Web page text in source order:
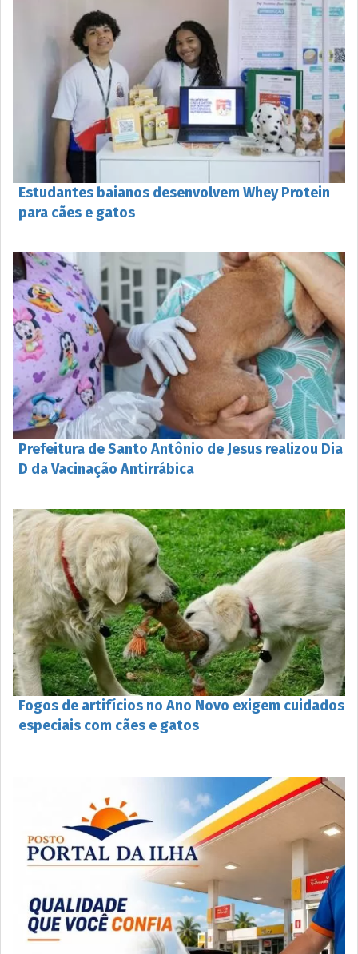
Estudantes baianos desenvolvem Whey Protein
para cães e gatos
Prefeitura de Santo Antônio de Jesus realizou Dia
D da Vacinação Antirrábica
Fogos de artifícios no Ano Novo exigem cuidados
especiais com cães e gatos